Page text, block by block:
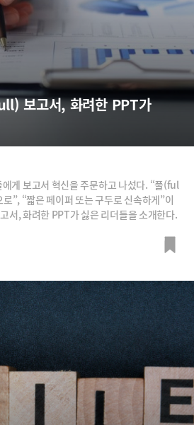
보고서, 화려한 PPT가
게 보고서 혁신을 주문하고 나섰다. “풀(ful
”, “짧은 페이퍼 또는 구두로 신속하게”이
서, 화려한 PPT가 싫은 리더들을 소개한다.